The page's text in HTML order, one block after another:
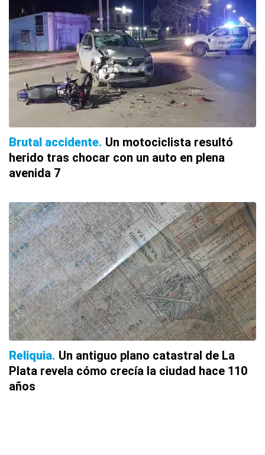
Brutal accidente Un motociclista resultó
herido tras chocar con un auto en plena
avenida 7
Reliquia Un antiguo plano catastral de La
Plata revela cómo crecía la ciudad hace 110
años